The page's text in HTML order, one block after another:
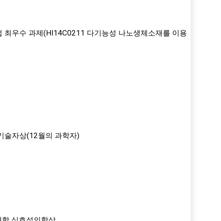
최우수 과제(HI14C0211 다기능성 나노생체소재를 이용
술자상(12월의 과학자)